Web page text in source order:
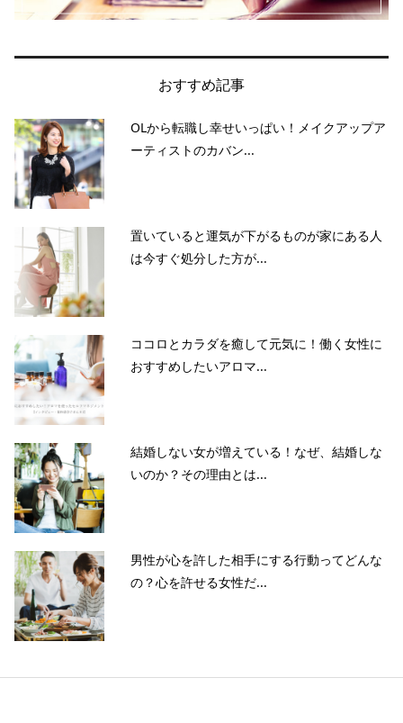
おすすめ記事
OLから転職し幸せいっぱい！メイクアップア
ーティストのカバン...
置いていると運気が下がるものが家にある人
は今すぐ処分した方が...
ココロとカラダを癒して元気に！働く女性に
おすすめしたいアロマ...
結婚しない女が増えている！なぜ、結婚しな
いのか？その理由とは...
男性が心を許した相手にする行動ってどんな
の？心を許せる女性だ...